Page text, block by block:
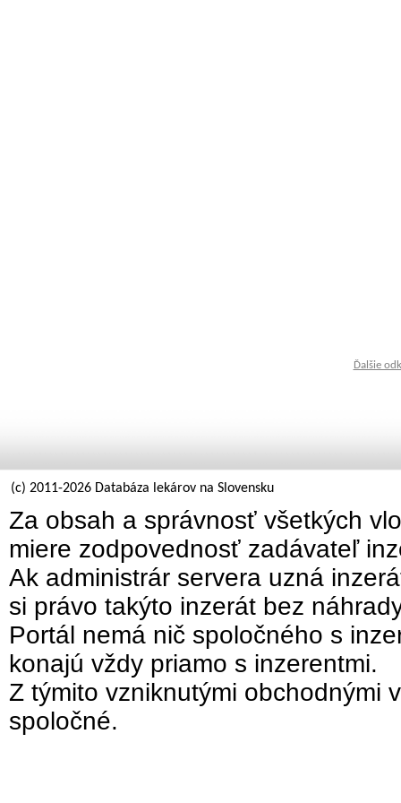
Ďalšie
(c) 2011-2026 Databáza lekárov na Slovensku
Za obsah a správnosť všetkých
miere zodpovednosť zadávateľ
Ak administrár servera uzná
si právo takýto inzerát bez
Portál nemá nič spoločného s
konajú vždy priamo s inzerentmi.
Z týmito vzniknutými obchodnými
spoločné.